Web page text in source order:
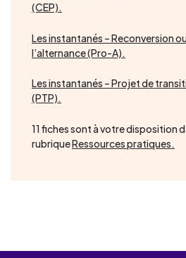
(CEP).
Les instantanés – Reconversion
l’alternance (Pro-A).
Les instantanés – Projet de
(PTP).
11 fiches sont à votre disposition
rubriqueRessources pratiques.